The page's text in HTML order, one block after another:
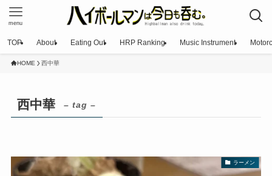
menu
TOP About Eating Out HRP Ranking Music Instrument
HOME 西中華
西中華 – tag –
ラーメン